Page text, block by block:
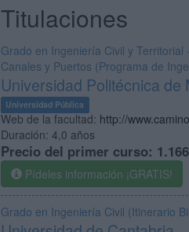
Titulaciones
Grado en Ingeniería Civil y
Canales y Puertos (Programa de
Universidad Politécnica de
Universidad Pública
Web de la facultad: http://
Duración: 4,0 años
Precio del primer curso:
Pídeles información ¡GRATIS!
Grado en Ingeniería Civil (Itinerario